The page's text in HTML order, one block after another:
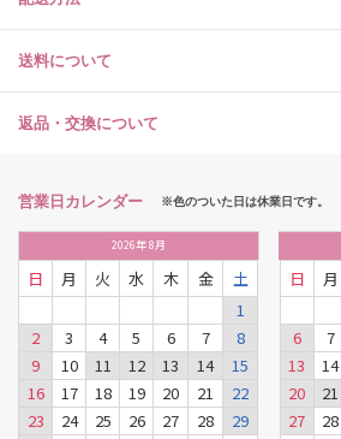
送料について
返品・交換について
営業日カレンダー ※色のついた日は休業日です。
2026年8月
日 月 火 水 木 金
土
1
2
3 4 5 6 7
8
9
10 11 12 13 14
15
16
17 18 19 20 21
22
23
24 25 26 27 28
29
日 月
6
7
13
14
20
21
27
28